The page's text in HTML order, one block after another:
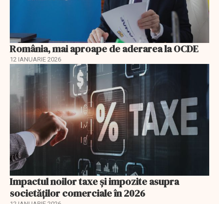
România, mai aproape de aderarea la OCDE
12 IANUARIE 2026
Impactul noilor taxe și impozite asupra
societăților comerciale în 2026